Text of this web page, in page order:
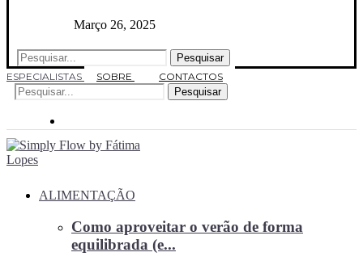
Março 26, 2025
Pesquisar
ESPECIALISTAS
SOBRE
CONTACTOS
Pesquisar
ALIMENTAÇÃO
Como aproveitar o verão de forma
equilibrada (e...